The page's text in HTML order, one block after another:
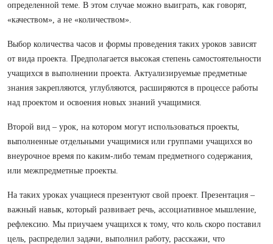
определенной теме. В этом случае можно выиграть, как говорят,
«качеством», а не «количеством».
Выбор количества часов и формы проведения таких уроков зависят
от вида проекта. Предполагается высокая степень самостоятельности
учащихся в выполнении проекта. Актуализируемые предметные
знания закрепляются, углубляются, расширяются в процессе работы
над проектом и освоения новых знаний учащимися.
Второй вид – урок, на котором могут использоваться проекты,
выполненные отдельными учащимися или группами учащихся во
внеурочное время по каким-либо темам предметного содержания,
или межпредметные проекты.
На таких уроках учащиеся презентуют свой проект. Презентация –
важный навык, который развивает речь, ассоциативное мышление,
рефлексию. Мы приучаем учащихся к тому, что коль скоро поставил
цель, распределил задачи, выполнил работу, расскажи, что